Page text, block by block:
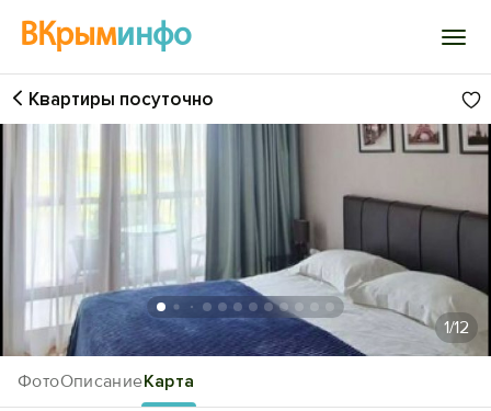
ВКрыминфо
Войти
Избранное
История просмотра
Добавить свой объект
ФотоОписаниеКарта
Квартиры посуточно
1/12